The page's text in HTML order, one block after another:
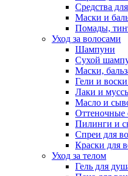
Средства
Маски и
Помады,
Уход за волосами
Шампуни
Сухой
Маски,
Гели и
Лаки и
Масло и
Оттеночные
Пилинги и
Спреи для
Краски для
Уход за телом
Гель для